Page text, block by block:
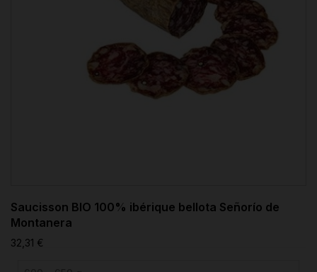
Saucisson BIO 100% ibérique bellota Señorío de
Montanera
32,31 €